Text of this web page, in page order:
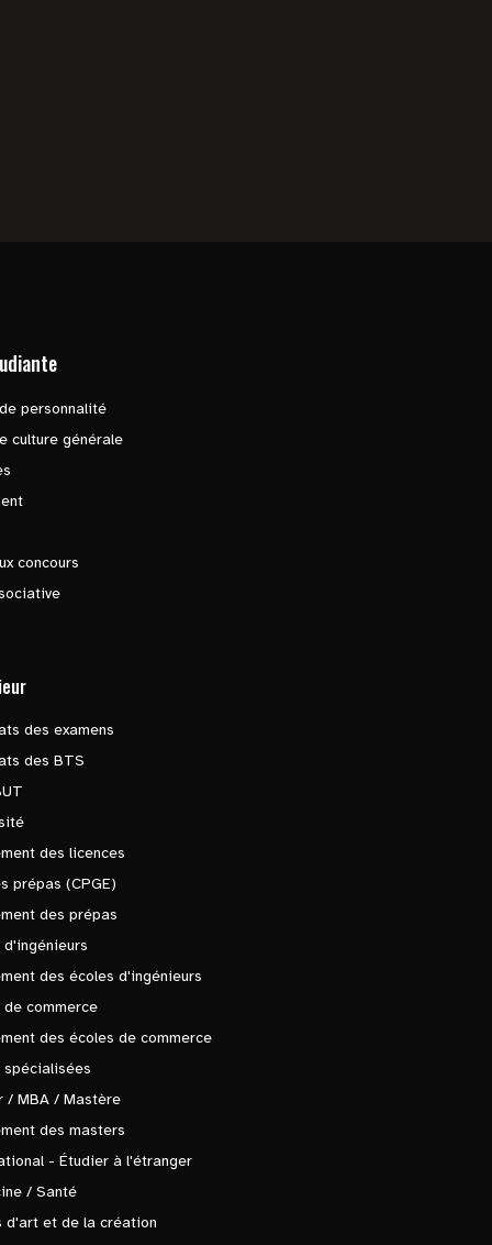
personnalité
culture générale
concours
des examens
des BTS
des licences
prépas (CPGE)
des prépas
d'ingénieurs
des écoles d'ingénieurs
de commerce
des écoles de commerce
spécialisées
/ MBA / Mastère
des masters
- Étudier à l'étranger
/ Santé
d'art et de la création